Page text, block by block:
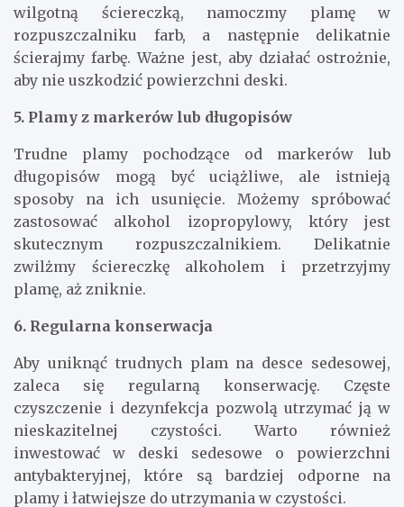
wilgotną ściereczką, namoczmy plamę w
rozpuszczalniku farb, a następnie delikatnie
ścierajmy farbę. Ważne jest, aby działać ostrożnie,
aby nie uszkodzić powierzchni deski.
5. Plamy z markerów lub długopisów
Trudne plamy pochodzące od markerów lub
długopisów mogą być uciążliwe, ale istnieją
sposoby na ich usunięcie. Możemy spróbować
zastosować alkohol izopropylowy, który jest
skutecznym rozpuszczalnikiem. Delikatnie
zwilżmy ściereczkę alkoholem i przetrzyjmy
plamę, aż zniknie.
6. Regularna konserwacja
Aby uniknąć trudnych plam na desce sedesowej,
zaleca się regularną konserwację. Częste
czyszczenie i dezynfekcja pozwolą utrzymać ją w
nieskazitelnej czystości. Warto również
inwestować w deski sedesowe o powierzchni
antybakteryjnej, które są bardziej odporne na
plamy i łatwiejsze do utrzymania w czystości.